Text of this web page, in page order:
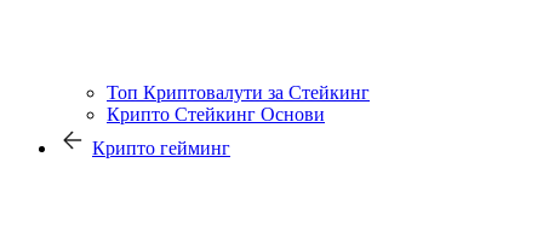
Топ Криптовалути за Стейкинг
Крипто Стейкинг Основи
Крипто гейминг